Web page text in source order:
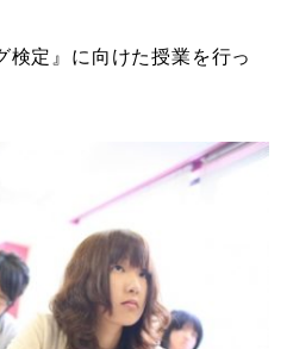
検定』に向けた授業を行っ